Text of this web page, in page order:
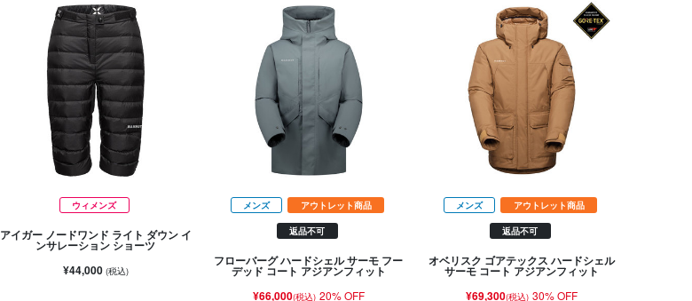
ウィメンズ
アイガー ノードワンド ライト ダウン イ
ンサレーション ショーツ
¥44,000 (税込)
メンズ アウトレット商品
返品不可
フローバーグ ハードシェル サーモ フー
デッド コート アジアンフィット
¥66,000(税込) 20% OFF
メンズ アウトレット商品
返品不可
オベリスク ゴアテックス ハードシェル
サーモ コート アジアンフィット
¥69,300(税込) 30% OFF